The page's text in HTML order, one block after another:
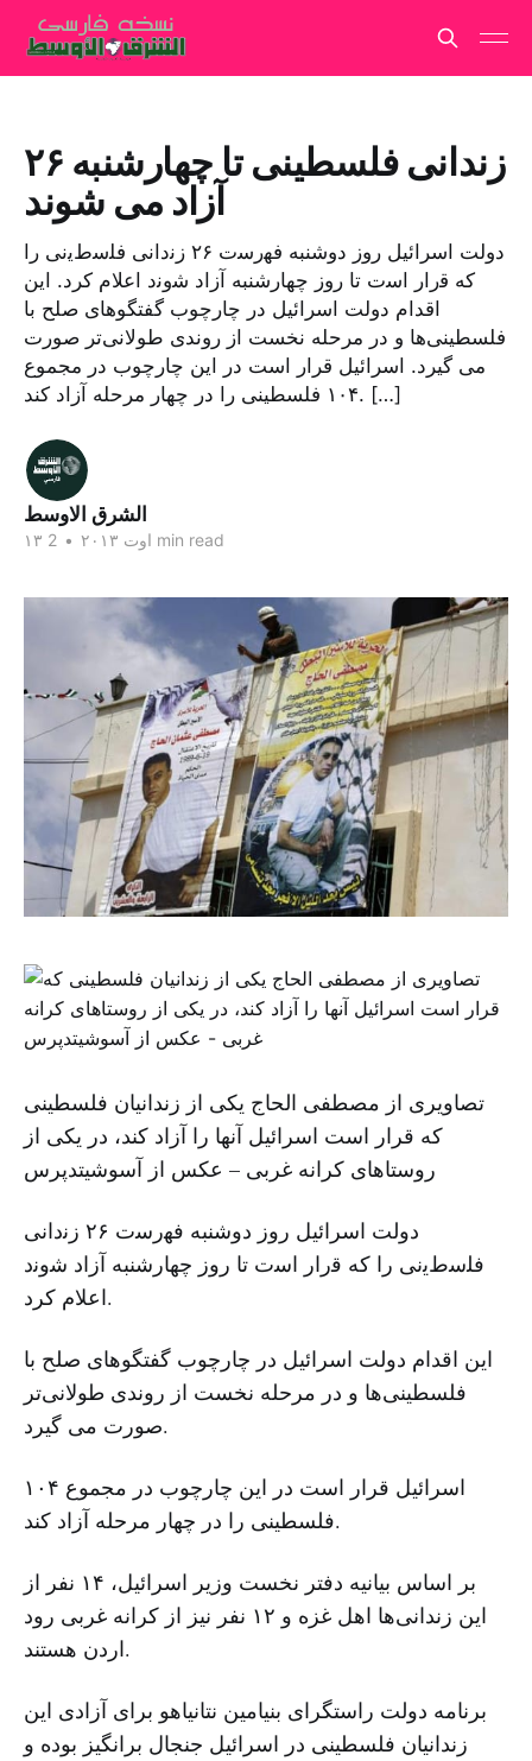
۲۶ زندانی فلسطینی تا چهارشنبه
آزاد می شوند
دولت اسرائیل روز دوشنبه ﻓﮭرﺳت ٢۶ زﻧداﻧﯽ ﻓﻠﺳطﯾﻧﯽ را
که ﻗرار اﺳت تا روز چهارشنبه آزاد ﺷوﻧد اعلام کرد. این
اقدام دولت اسرائیل در چارچوب گفتگوهای صلح با
فلسطینی‌ها و در مرحله نخست از روندی طولانی‌تر صورت
می گیرد. اسرائیل قرار است در این چارچوب در مجموع
۱۰۴ فلسطینی را در چهار مرحله آزاد کند. […]
الشرق الاوسط
۱۳ اوت ۲۰۱۳ • 2 min read
تصاویری از مصطفی الحاج یکی از زندانیان فلسطینی
که قرار است اسرائیل آنها را آزاد کند، در یکی از
روستاهای کرانه غربی – عکس از آسوشیتدپرس
دولت اسرائیل روز دوشنبه ﻓﮭرﺳت ٢۶ زﻧداﻧﯽ
ﻓﻠﺳطﯾﻧﯽ را که ﻗرار اﺳت تا روز چهارشنبه آزاد ﺷوﻧد
اعلام کرد.
این اقدام دولت اسرائیل در چارچوب گفتگوهای صلح با
فلسطینی‌ها و در مرحله نخست از روندی طولانی‌تر
صورت می گیرد.
اسرائیل قرار است در این چارچوب در مجموع ۱۰۴
فلسطینی را در چهار مرحله آزاد کند.
بر اساس بیانیه دفتر نخست وزیر اسرائیل، ۱۴ نفر از
این زندانی‌ها اهل غزه و ۱۲ نفر نیز از کرانه غربی رود
اردن هستند.
برنامه دولت راستگرای بنیامین نتانیاهو برای آزادی این
زندانیان فلسطینی در اسرائیل جنجال برانگیز بوده و